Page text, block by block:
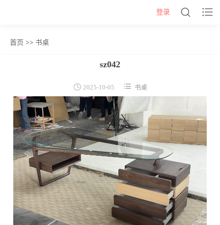


登录
沙发背几 茶几&角几
报价表
柜类
书柜 床头柜 电视柜 酒柜 餐边柜&斗柜
桌类
书桌 妆台 茶桌 餐桌
首页 >> 书桌
sz042
 2025-10-05  书桌